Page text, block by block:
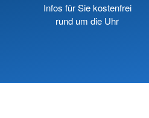
Infos für Sie kostenfrei
rund um die Uhr